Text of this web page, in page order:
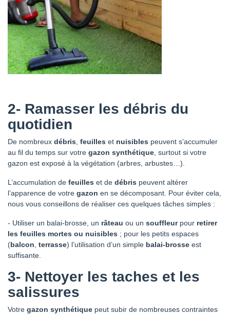
2- Ramasser les débris du
quotidien
De nombreux débris feuilles et nuisibles peuvent s’accumuler
au fil du temps sur votre gazon synthétique , surtout si votre
gazon est exposé à la végétation (arbres, arbustes…).
L’accumulation de feuilles et de débris peuvent altérer
l’apparence de votre gazon en se décomposant. Pour éviter cela,
nous vous conseillons de réaliser ces quelques tâches simples :
- Utiliser un balai-brosse, un râteau ou un souffleurpour retirer
les feuilles mortes ou nuisibles ; pour les petits espaces
(balcon terrasse) l’utilisation d’un simple balai-brosse est
suffisante.
3- Nettoyer les taches et les
salissures
Votre gazon synthétique peut subir de nombreuses contraintes